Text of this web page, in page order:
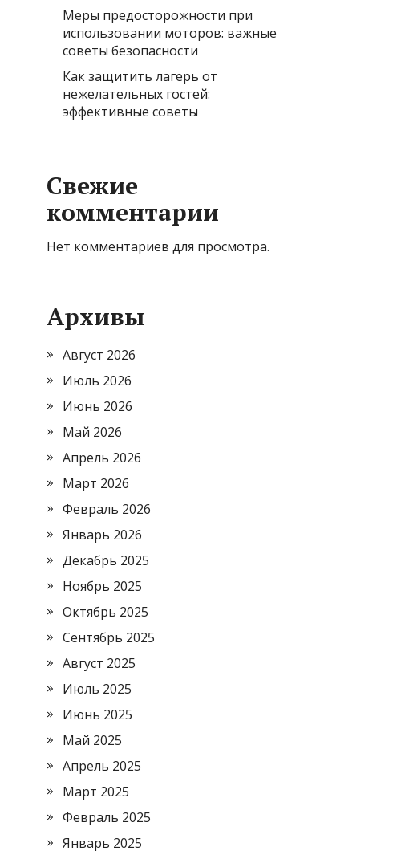
Меры предосторожности при
использовании моторов: важные
советы безопасности
Как защитить лагерь от
нежелательных гостей:
эффективные советы
Свежие
комментарии
Нет комментариев для просмотра.
Архивы
Август 2026
Июль 2026
Июнь 2026
Май 2026
Апрель 2026
Март 2026
Февраль 2026
Январь 2026
Декабрь 2025
Ноябрь 2025
Октябрь 2025
Сентябрь 2025
Август 2025
Июль 2025
Июнь 2025
Май 2025
Апрель 2025
Март 2025
Февраль 2025
Январь 2025